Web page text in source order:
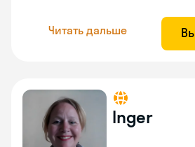
Читать дальше
Inger